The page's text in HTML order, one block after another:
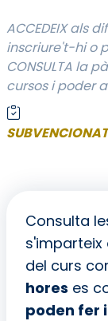
ACCEDEIX als
inscriure't-hi o
CONSULTA la
cursos i poder
SUBVENCIONAT
Consulta
del curs
hores es
poden fer